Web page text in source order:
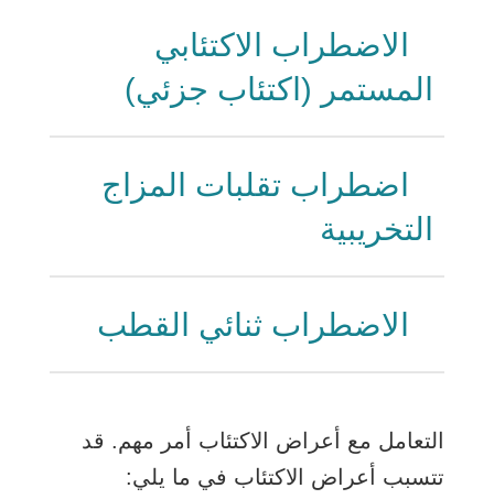
الاضطراب الاكتئابي
المستمر (اكتئاب جزئي)
اضطراب تقلبات المزاج
التخريبية
الاضطراب ثنائي القطب
التعامل مع أعراض الاكتئاب أمر مهم. قد
تتسبب أعراض الاكتئاب في ما يلي: